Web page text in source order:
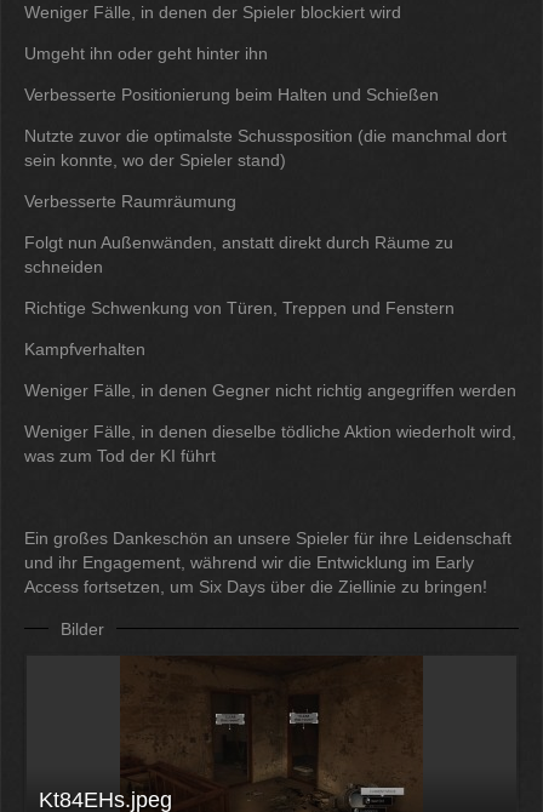
Weniger Fälle, in denen der Spieler blockiert wird
Umgeht ihn oder geht hinter ihn
Verbesserte Positionierung beim Halten und Schießen
Nutzte zuvor die optimalste Schussposition (die manchmal dort
sein konnte, wo der Spieler stand)
Verbesserte Raumräumung
Folgt nun Außenwänden, anstatt direkt durch Räume zu
schneiden
Richtige Schwenkung von Türen, Treppen und Fenstern
Kampfverhalten
Weniger Fälle, in denen Gegner nicht richtig angegriffen werden
Weniger Fälle, in denen dieselbe tödliche Aktion wiederholt wird,
was zum Tod der KI führt
Ein großes Dankeschön an unsere Spieler für ihre Leidenschaft
und ihr Engagement, während wir die Entwicklung im Early
Access fortsetzen, um Six Days über die Ziellinie zu bringen!
Bilder
Kt84EHs.jpeg